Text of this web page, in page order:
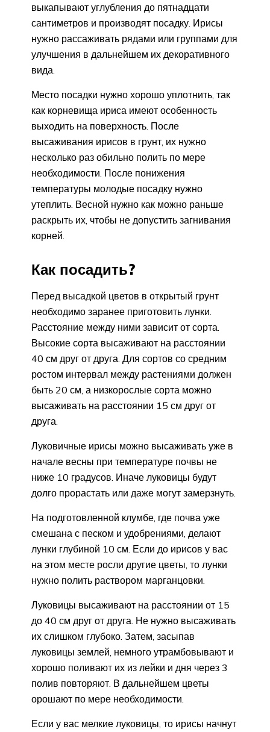
выкапывают углубления до пятнадцати
сантиметров и производят посадку. Ирисы
нужно рассаживать рядами или группами для
улучшения в дальнейшем их декоративного
вида.
Место посадки нужно хорошо уплотнить, так
как корневища ириса имеют особенность
выходить на поверхность. После
высаживания ирисов в грунт, их нужно
несколько раз обильно полить по мере
необходимости. После понижения
температуры молодые посадку нужно
утеплить. Весной нужно как можно раньше
раскрыть их, чтобы не допустить загнивания
корней.
Как посадить?
Перед высадкой цветов в открытый грунт
необходимо заранее приготовить лунки.
Расстояние между ними зависит от сорта.
Высокие сорта высаживают на расстоянии
40 см друг от друга. Для сортов со средним
ростом интервал между растениями должен
быть 20 см, а низкорослые сорта можно
высаживать на расстоянии 15 см друг от
друга.
Луковичные ирисы можно высаживать уже в
начале весны при температуре почвы не
ниже 10 градусов. Иначе луковицы будут
долго прорастать или даже могут замерзнуть.
На подготовленной клумбе, где почва уже
смешана с песком и удобрениями, делают
лунки глубиной 10 см. Если до ирисов у вас
на этом месте росли другие цветы, то лунки
нужно полить раствором марганцовки.
Луковицы высаживают на расстоянии от 15
до 40 см друг от друга. Не нужно высаживать
их слишком глубоко. Затем, засыпав
луковицы землей, немного утрамбовывают и
хорошо поливают их из лейки и дня через 3
полив повторяют. В дальнейшем цветы
орошают по мере необходимости.
Если у вас мелкие луковицы, то ирисы начнут